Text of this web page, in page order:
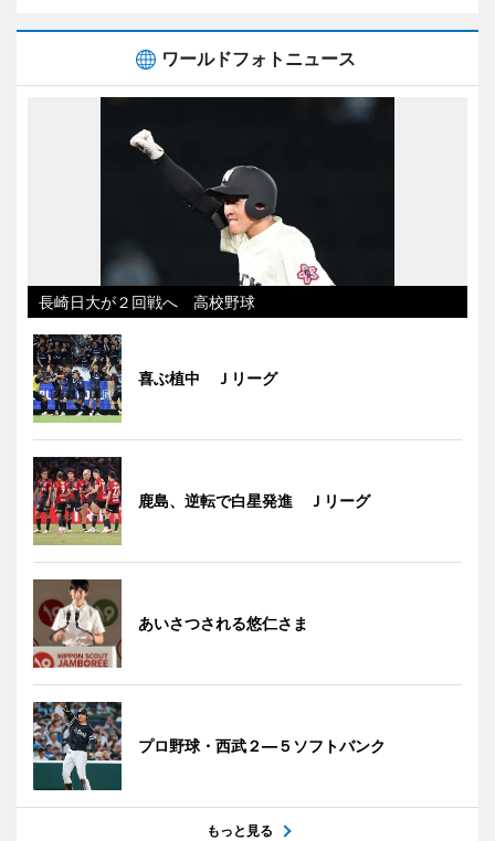
ワールドフォトニュース
長崎日大が２回戦へ 高校野球
喜ぶ植中 Ｊリーグ
鹿島、逆転で白星発進 Ｊリーグ
あいさつされる悠仁さま
プロ野球・西武２―５ソフトバンク
もっと見る